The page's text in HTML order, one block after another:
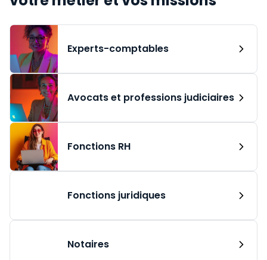
Experts-comptables
Avocats et professions judiciaires
Fonctions RH
Fonctions juridiques
Notaires